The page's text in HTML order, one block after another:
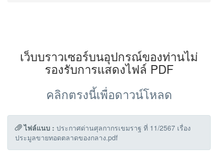
เว็บบราวเซอร์บนอุปกรณ์ของท่านไม่
รองรับการแสดงไฟล์ PDF
คลิกตรงนี้เพื่อดาวน์โหลด
ไฟล์แนบ : ประกาศด่านศุลกากรเขมราฐ ที่ 11/2567 เรื่อง
ประมูลขายทอดตลาดของกลาง.pdf